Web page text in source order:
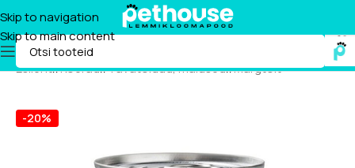
Skip to navigation
Skip to main content
Esileht/ Koerad/ Tavatoidud, maiused/ Märgtoit
-20%